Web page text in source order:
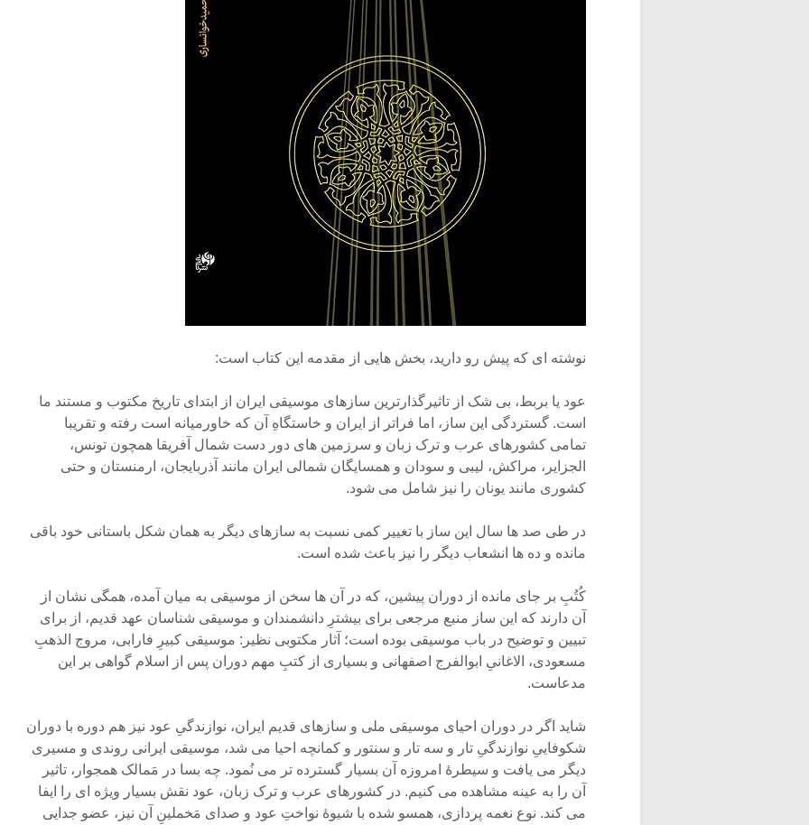
نوشته ای که پیش رو دارید، بخش هایی از مقدمه این کتاب است:
عود یا بربط، بی شک از تاثیرگذارترین سازهای موسیقی ایران از ابتدای تاریخ مکتوب و مستند ما
است. گستردگی این ساز، اما فراتر از ایران و خاستگاهِ آن که خاورمیانه است رفته و تقریبا
تمامی کشورهای عرب و ترک زبان و سرزمین های دور دست شمال آفریقا همچون تونس،
الجزایر، مراکش، لیبی و سودان و همسایگان شمالی ایران مانند آذربایجان، ارمنستان و حتی
کشوری مانند یونان را نیز شامل می شود.
در طی صد ها سال این ساز با تغییر کمی نسبت به سازهای دیگر به همان شکل باستانی خود باقی
مانده و ده ها انشعاب دیگر را نیز باعث شده است.
کُتُبِ بر جای مانده از دوران پیشین، که در آن ها سخن از موسیقی به میان آمده، همگی نشان از
آن دارند که این ساز منبع مرجعی برای بیشترِ دانشمندان و موسیقی شناسان عهد قدیم، از برای
تبیین و توضیح در باب موسیقی بوده است؛ آثار مکتوبی نظیر: موسیقی کبیرِ فارابی، مروج الذهبِ
مسعودی، الاغانیِ ابوالفرج اصفهانی و بسیاری از کتبِ مهم دوران پس از اسلام گواهی بر این
مدعاست.
شاید اگر در دوران احیای موسیقی ملی و سازهای قدیم ایران، نوازندگیِ عود نیز هم دوره با دوران
شکوفاییِ نوازندگیِ تار و سه تار و سنتور و کمانچه احیا می شد، موسیقی ایرانی روندی و مسیری
دیگر می یافت و سیطرۀ امروزه آن بسیار گسترده تر می نُمود. چه بسا در مَمالک همجوار، تاثیر
آن را به عینه مشاهده می کنیم. در کشورهای عرب و ترک زبان، عود نقش بسیار ویژه ای را ایفا
می کند. نوع نغمه پردازی، همسو شده با شیوۀ نواختِ عود و صدای مَخملینِ آن نیز، عضو جدایی